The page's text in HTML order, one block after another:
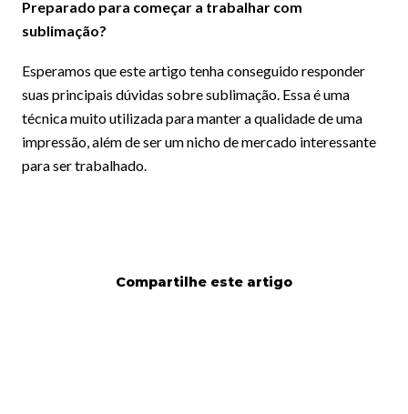
Preparado para começar a trabalhar com
sublimação?
Esperamos que este artigo tenha conseguido responder
suas principais dúvidas sobre sublimação. Essa é uma
técnica muito utilizada para manter a qualidade de uma
impressão, além de ser um nicho de mercado interessante
para ser trabalhado.
Compartilhe este artigo